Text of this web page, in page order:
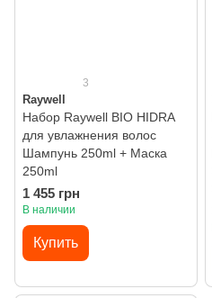
3
Raywell
Набор Raywell BIO HIDRA
для увлажнения волос
Шампунь 250ml + Маска
250ml
1 455 грн
В наличии
Купить